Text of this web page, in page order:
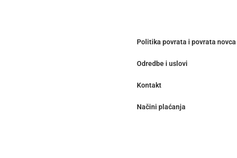
Politika povrata i povrata novca
Odredbe i uslovi
Kontakt
Načini plaćanja